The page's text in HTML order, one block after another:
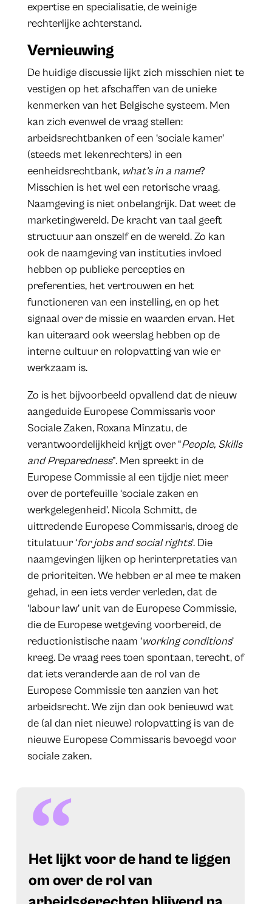
expertise en specialisatie, de weinige
rechterlijke achterstand.
Vernieuwing
De huidige discussie lijkt zich misschien niet te
vestigen op het afschaffen van de unieke
kenmerken van het Belgische systeem. Men
kan zich evenwel de vraag stellen:
arbeidsrechtbanken of een ‘sociale kamer’
(steeds met lekenrechters) in een
eenheidsrechtbank, what’s in a name?
Misschien is het wel een retorische vraag.
Naamgeving is niet onbelangrijk. Dat weet de
marketingwereld. De kracht van taal geeft
structuur aan onszelf en de wereld. Zo kan
ook de naamgeving van instituties invloed
hebben op publieke percepties en
preferenties, het vertrouwen en het
functioneren van een instelling, en op het
signaal over de missie en waarden ervan. Het
kan uiteraard ook weerslag hebben op de
interne cultuur en rolopvatting van wie er
werkzaam is.
Zo is het bijvoorbeeld opvallend dat de nieuw
aangeduide Europese Commissaris voor
Sociale Zaken, Roxana Mînzatu, de
verantwoordelijkheid krijgt over “People, Skills
and Preparedness”. Men spreekt in de
Europese Commissie al een tijdje niet meer
over de portefeuille ‘sociale zaken en
werkgelegenheid’. Nicola Schmitt, de
uittredende Europese Commissaris, droeg de
titulatuur ‘for jobs and social rights’. Die
naamgevingen lijken op herinterpretaties van
de prioriteiten. We hebben er al mee te maken
gehad, in een iets verder verleden, dat de
‘labour law’ unit van de Europese Commissie,
die de Europese wetgeving voorbereid, de
reductionistische naam ‘working conditions’
kreeg. De vraag rees toen spontaan, terecht, of
dat iets veranderde aan de rol van de
Europese Commissie ten aanzien van het
arbeidsrecht. We zijn dan ook benieuwd wat
de (al dan niet nieuwe) rolopvatting is van de
nieuwe Europese Commissaris bevoegd voor
sociale zaken.
Het lijkt voor de hand te liggen
om over de rol van